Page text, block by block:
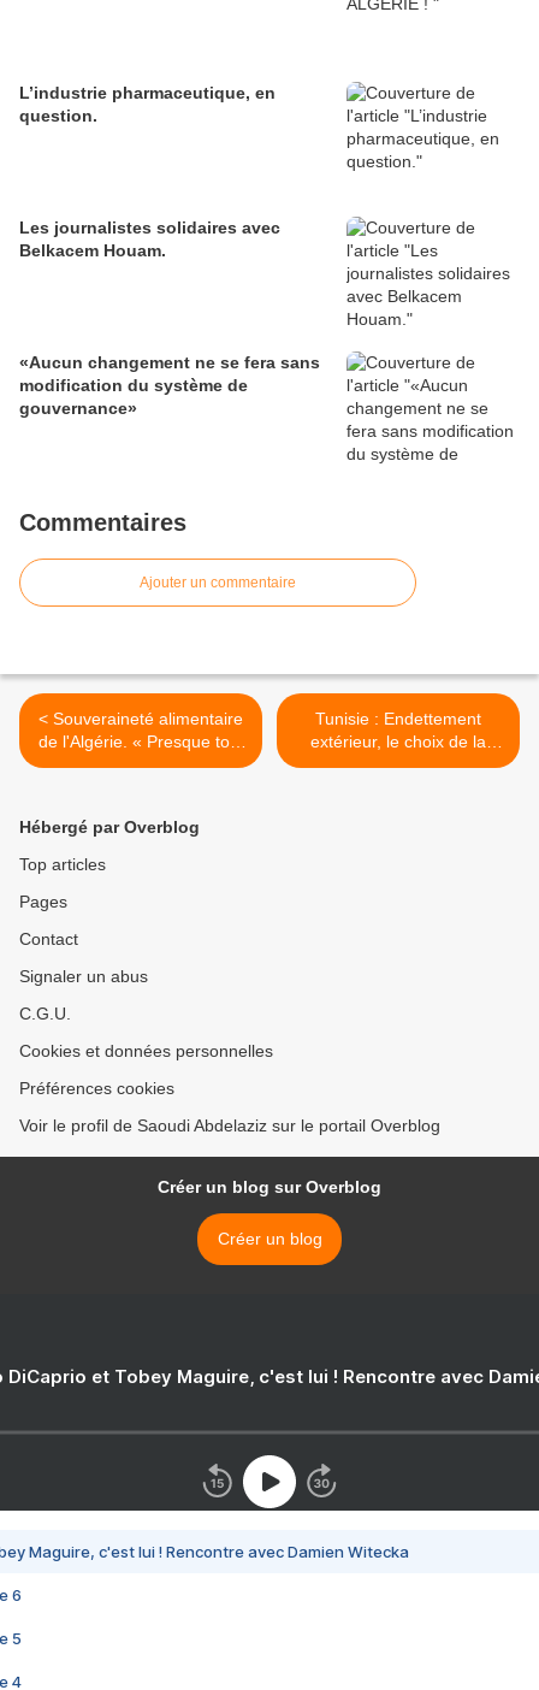
L’industrie pharmaceutique, en
question.
Les journalistes solidaires avec
Belkacem Houam.
«Aucun changement ne se fera sans
modification du système de
gouvernance»
Commentaires
Ajouter un commentaire
< Souveraineté alimentaire
de l'Algérie. « Presque tout
est à refaire » (Saci Belgat)
Tunisie : Endettement
extérieur, le choix de la
facilité >
Hébergé par Overblog
Top articles
Pages
Contact
Signaler un abus
C.G.U.
Cookies et données personnelles
Préférences cookies
Voir le profil de Saoudi Abdelaziz sur le portail Overblog
Créer un blog sur Overblog
Créer un blog
DiCaprio et Tobey Maguire, c'est lui ! Rencontre avec
Maguire, c'est lui ! Rencontre avec Damien Witecka
6
5
4